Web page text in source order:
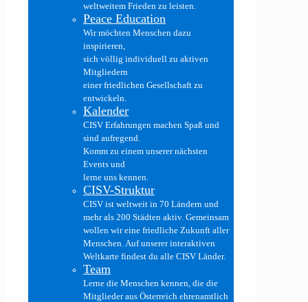
weltweitem Frieden zu leisten.
Peace Education
Wir möchten Menschen dazu
inspirieren,
sich völlig individuell zu aktiven
Mitgliedern
einer friedlichen Gesellschaft zu
entwickeln.
Kalender
CISV Erfahrungen machen Spaß und
sind aufregend.
Komm zu einem unserer nächsten
Events und
lerne uns kennen.
CISV-Struktur
CISV ist weltweit in 70 Ländern und
mehr als 200 Städten aktiv. Gemeinsam
wollen wir eine friedliche Zukunft aller
Menschen. Auf unserer interaktiven
Weltkarte findest du alle CISV Länder.
Team
Lerne die Menschen kennen, die die
Mitglieder aus Österreich ehrenamtlich